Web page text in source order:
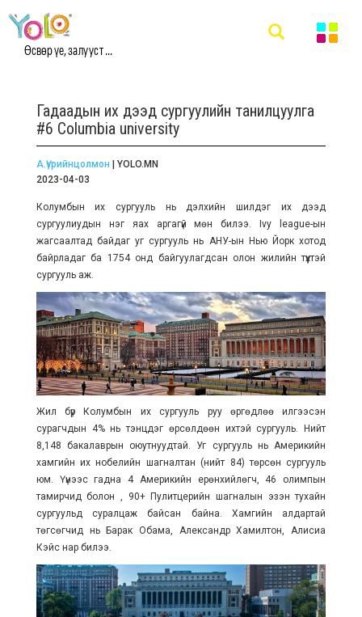
Өсвөр үе, залууст ...
Гадаадын их дээд сургуулийн танилцуулга
#6 Columbia university
А.Үүрийнцолмон | YOLO.MN
2023-04-03
Колумбын их сургууль нь дэлхийн шилдэг их дээд
сургуулиудын нэг яах аргагүй мөн билээ. Ivy league-ын
жагсаалтад байдаг уг сургууль нь АНУ-ын Нью Йорк хотод
байрладаг ба 1754 онд байгуулагдсан олон жилийн түүхтэй
сургууль аж.
Жил бүр Колумбын их сургууль руу өргөдлөө илгээсэн
сурагчдын 4% нь тэнцдэг өрсөлдөөн ихтэй сургууль. Нийт
8,148 бакалаврын оюутнуудтай. Уг сургууль нь Америкийн
хамгийн их нобелийн шагналтан (нийт 84) төрсөн сургууль
юм. Үүнээс гадна 4 Америкийн ерөнхийлөгч, 46 олимпын
тамирчид болон , 90+ Пулитцерийн шагналын эзэн тухайн
сургуульд суралцаж байсан байна. Хамгийн алдартай
төгсөгчид нь Барак Обама, Александр Хамилтон, Алисиа
Кэйс нар билээ.